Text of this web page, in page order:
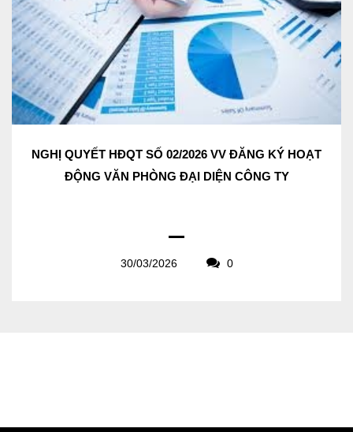
NGHỊ QUYẾT HĐQT SỐ 02/2026 VV ĐĂNG KÝ HOẠT
ĐỘNG VĂN PHÒNG ĐẠI DIỆN CÔNG TY
30/03/2026 0